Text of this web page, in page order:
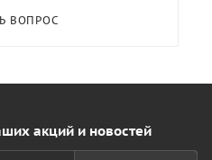
ВОПРОС
акций и новостей